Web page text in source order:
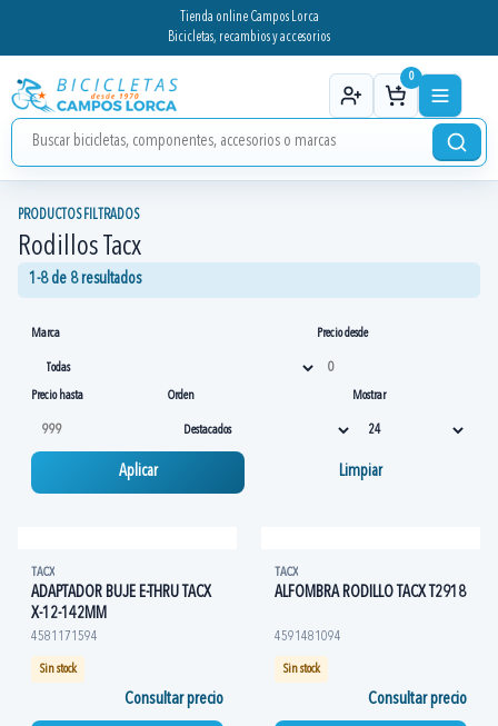
Tienda online Campos Lorca
Bicicletas, recambios y accesorios
0
PRODUCTOS FILTRADOS
Rodillos Tacx
1-8 de 8 resultados
Marca Precio desde
Precio hasta Orden Mostrar
Aplicar Limpiar
TACX
ADAPTADOR BUJE E-THRU TACX
X-12-142MM
4581171594
Sin stock
Consultar precio
TACX
ALFOMBRA RODILLO TACX T2918
4591481094
Sin stock
Consultar precio